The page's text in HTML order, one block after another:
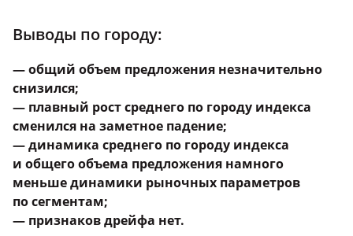
Выводы по городу:
— общий объем предложения незначительно
снизился;
— плавный рост среднего по городу индекса
сменился на заметное падение;
— динамика среднего по городу индекса
и общего объема предложения намного
меньше динамики рыночных параметров
по сегментам;
— признаков дрейфа нет.